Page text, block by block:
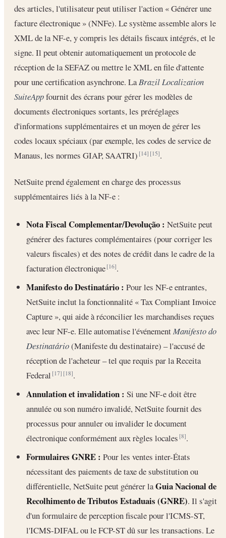
des articles, l'utilisateur peut utiliser l'action « Générer une
facture électronique » (NNFe). Le système assemble alors le
XML de la NF-e, y compris les détails fiscaux intégrés, et le
signe. Il peut obtenir automatiquement un protocole de
réception de la SEFAZ ou mettre le XML en file d'attente
pour une certification asynchrone. LaBrazil Localization
SuiteAppfournit des écrans pour gérer les modèles de
documents électroniques sortants, les préréglages
d'informations supplémentaires et un moyen de gérer les
codes locaux spéciaux (par exemple, les codes de service de
Manaus, les normes GIAP, SAATRI)[14] [15].
NetSuite prend également en charge des processus
supplémentaires liés à la NF-e :
Nota Fiscal Complementar/Devolução : NetSuite peut
générer des factures complémentaires (pour corriger les
valeurs fiscales) et des notes de crédit dans le cadre de la
facturation électronique[16].
Manifesto do Destinatário : Pour les NF-e entrantes,
NetSuite inclut la fonctionnalité « Tax Compliant Invoice
Capture », qui aide à réconcilier les marchandises reçues
avec leur NF-e. Elle automatise l'événement Manifesto do
Destinatário(Manifeste du destinataire) – l'accusé de
réception de l'acheteur – tel que requis par la Receita
Federal[17] [18].
Annulation et invalidation : Si une NF-e doit être
annulée ou son numéro invalidé, NetSuite fournit des
processus pour annuler ou invalider le document
électronique conformément aux règles locales[8].
Formulaires GNRE : Pour les ventes inter-États
nécessitant des paiements de taxe de substitution ou
différentielle, NetSuite peut générer laGuia Nacional de
Recolhimento de Tributos Estaduais (GNRE). Il s'agit
d'un formulaire de perception fiscale pour l'ICMS-ST,
l'ICMS-DIFAL ou le FCP-ST dû sur les transactions. Le